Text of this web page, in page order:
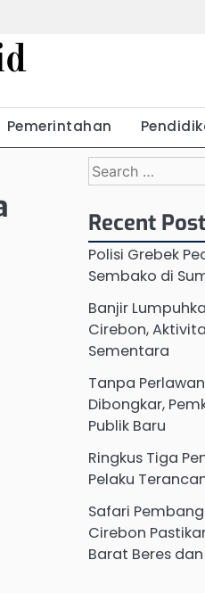
Pemerintahan
Search
for:
Recent
Polisi Grebek
Sembako di
Banjir
Cirebon,
Sementara
Tanpa
Dibongkar,
Publik Baru
Ringkus Tiga
Pelaku
Safari
Cirebon
Barat Beres